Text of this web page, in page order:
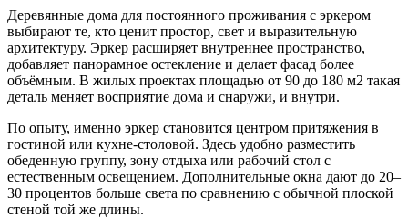
Деревянные дома для постоянного проживания с эркером
выбирают те, кто ценит простор, свет и выразительную
архитектуру. Эркер расширяет внутреннее пространство,
добавляет панорамное остекление и делает фасад более
объёмным. В жилых проектах площадью от 90 до 180 м2 такая
деталь меняет восприятие дома и снаружи, и внутри.
По опыту, именно эркер становится центром притяжения в
гостиной или кухне-столовой. Здесь удобно разместить
обеденную группу, зону отдыха или рабочий стол с
естественным освещением. Дополнительные окна дают до 20–
30 процентов больше света по сравнению с обычной плоской
стеной той же длины.